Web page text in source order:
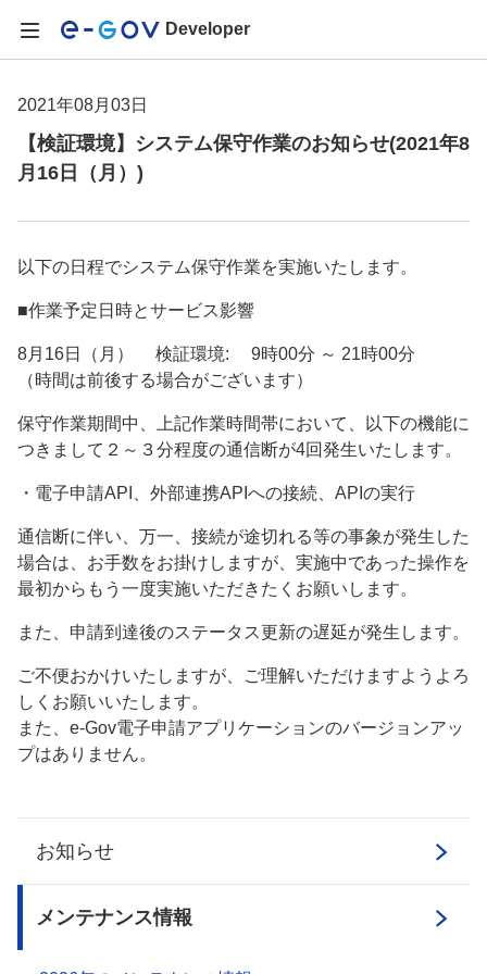
Developer
2021年08月03日
【検証環境】システム保守作業のお知らせ(2021年8
月16日（月）)
以下の日程でシステム保守作業を実施いたします。
■作業予定日時とサービス影響
8月16日（月） 検証環境: 9時00分 ～ 21時00分
（時間は前後する場合がございます）
保守作業期間中、上記作業時間帯において、以下の機能に
つきまして２～３分程度の通信断が4回発生いたします。
・電子申請API、外部連携APIへの接続、APIの実行
通信断に伴い、万一、接続が途切れる等の事象が発生した
場合は、お手数をお掛けしますが、実施中であった操作を
最初からもう一度実施いただきたくお願いします。
また、申請到達後のステータス更新の遅延が発生します。
ご不便おかけいたしますが、ご理解いただけますようよろ
しくお願いいたします。
また、e-Gov電子申請アプリケーションのバージョンアッ
プはありません。
お知らせ
メンテナンス情報